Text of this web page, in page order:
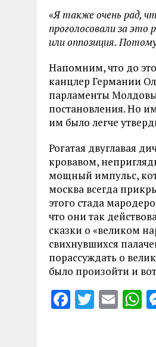
«Я также очень рад,
проголосовали за
или оппозиция.
Напомним, что до
канцлер Германии
парламенты
постановления. Но
им было легче
Рогатая двуглавая
кровавом,
мощный импульс,
москва всегда
этого стада
что они так
сказки о «великом
свихнувшихся
порассуждать о
было произойти и
F T E